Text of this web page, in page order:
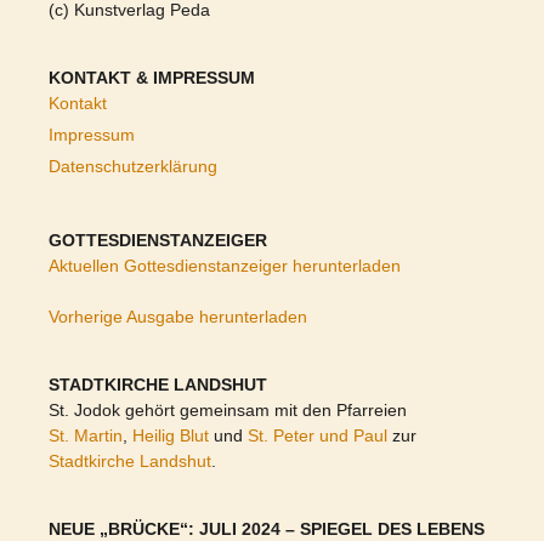
(c) Kunstverlag Peda
KONTAKT & IMPRESSUM
Kontakt
Impressum
Datenschutzerklärung
GOTTESDIENSTANZEIGER
Aktuellen Gottesdienstanzeiger herunterladen
Vorherige Ausgabe herunterladen
STADTKIRCHE LANDSHUT
St. Jodok gehört gemeinsam mit den Pfarreien
St. Martin
Heilig Blut und St. Peter und Paul zur
Stadtkirche Landshut
NEUE „BRÜCKE“: JULI 2024 – SPIEGEL DES LEBENS